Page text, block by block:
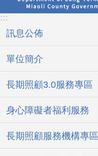
:::
訊息公佈
單位簡介
長期照顧3.0服務專區
身心障礙者福利服務
長期照顧服務機構專區